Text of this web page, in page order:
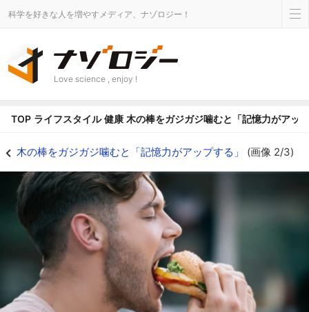
科学を好きな人を増やすメディア、ナゾロジー！
Love science , enjoy !
TOP ライフスタイル 健康 木の棒をガジガジ噛むと「記憶力がアッ
木の棒をガジガジ噛むと「記憶力がアップする」 (画像 2/3)